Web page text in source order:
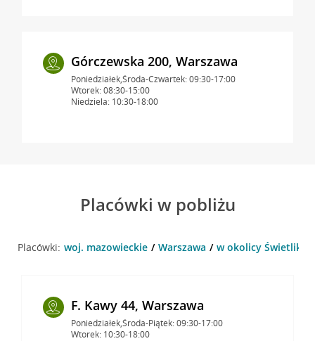
Górczewska 200, Warszawa
Poniedziałek,Środa-Czwartek: 09:30-17:00
Wtorek: 08:30-15:00
Niedziela: 10:30-18:00
Placówki w pobliżu
Placówki: woj. mazowieckie Warszawa w okolicy
F. Kawy 44, Warszawa
Poniedziałek,Środa-Piątek: 09:30-17:00
Wtorek: 10:30-18:00